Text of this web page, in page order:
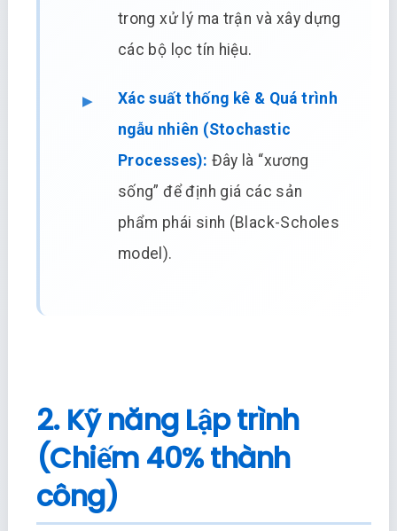
trong xử lý ma trận và xây dựng
các bộ lọc tín hiệu.
Xác suất thống kê & Quá trình
ngẫu nhiên (Stochastic
Processes): Đây là “xương
sống” để định giá các sản
phẩm phái sinh (Black-Scholes
model).
2. Kỹ năng Lập trình
(Chiếm 40% thành
công)